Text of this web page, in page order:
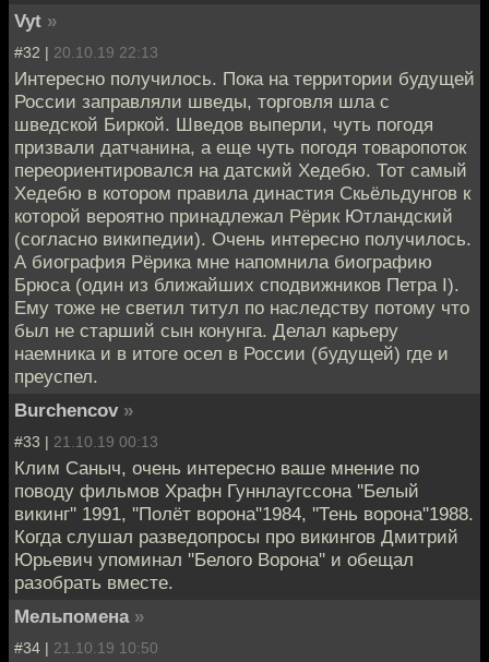
Vyt »
#32 | 20.10.19 22:13
Интересно получилось. Пока на территории будущей
России заправляли шведы, торговля шла с
шведской Биркой. Шведов выперли, чуть погодя
призвали датчанина, а еще чуть погодя товаропоток
переориентировался на датский Хедебю. Тот самый
Хедебю в котором правила династия Скьёльдунгов к
которой вероятно принадлежал Рёрик Ютландский
(согласно википедии). Очень интересно получилось.
А биография Рёрика мне напомнила биографию
Брюса (один из ближайших сподвижников Петра I).
Ему тоже не светил титул по наследству потому что
был не старший сын конунга. Делал карьеру
наемника и в итоге осел в России (будущей) где и
преуспел.
Burchencov »
#33 | 21.10.19 00:13
Клим Саныч, очень интересно ваше мнение по
поводу фильмов Храфн Гуннлаугссона ''Белый
викинг'' 1991, ''Полёт ворона''1984, ''Тень ворона''1988.
Когда слушал разведопросы про викингов Дмитрий
Юрьевич упоминал ''Белого Ворона'' и обещал
разобрать вместе.
Мельпомена »
#34 | 21.10.19 10:50